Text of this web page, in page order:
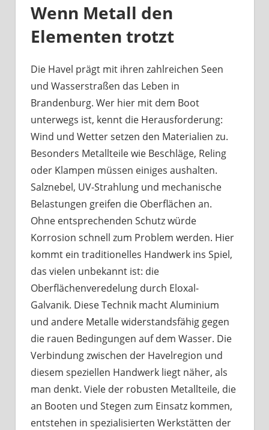
mit
tun?
Wenn Metall den
Elementen trotzt
Die Havel prägt mit ihren zahlreichen Seen
und Wasserstraßen das Leben in
Brandenburg. Wer hier mit dem Boot
unterwegs ist, kennt die Herausforderung:
Wind und Wetter setzen den Materialien zu.
Besonders Metallteile wie Beschläge, Reling
oder Klampen müssen einiges aushalten.
Salznebel, UV-Strahlung und mechanische
Belastungen greifen die Oberflächen an.
Ohne entsprechenden Schutz würde
Korrosion schnell zum Problem werden. Hier
kommt ein traditionelles Handwerk ins Spiel,
das vielen unbekannt ist: die
Oberflächenveredelung durch Eloxal-
Galvanik. Diese Technik macht Aluminium
und andere Metalle widerstandsfähig gegen
die rauen Bedingungen auf dem Wasser. Die
Verbindung zwischen der Havelregion und
diesem speziellen Handwerk liegt näher, als
man denkt. Viele der robusten Metallteile, die
an Booten und Stegen zum Einsatz kommen,
entstehen in spezialisierten Werkstätten der